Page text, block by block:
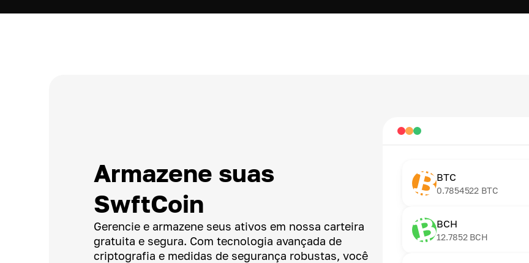
Armazene suas
SwftCoin
Gerencie e armazene seus ativos em nossa carteira
gratuita e segura. Com tecnologia avançada de
criptografia e medidas de segurança robustas, você
BTC
0.7854522 BTC
BCH
12.7852 BCH